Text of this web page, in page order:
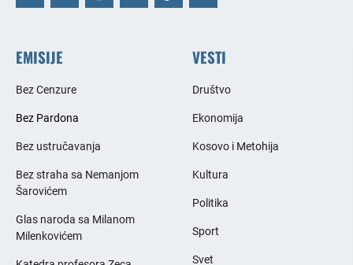
EMISIJE
Bez Cenzure
Bez Pardona
Bez ustručavanja
Bez straha sa Nemanjom
Šarovićem
Glas naroda sa Milanom
Milenkovićem
VESTI
Društvo
Ekonomija
Kosovo i Metohija
Kultura
Politika
Sport
Svet